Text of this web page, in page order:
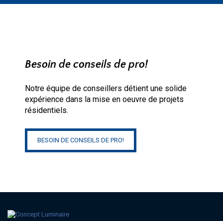
Besoin de conseils de pro!
Notre équipe de conseillers détient une solide
expérience dans la mise en oeuvre de projets
résidentiels.
BESOIN DE CONSEILS DE PRO!